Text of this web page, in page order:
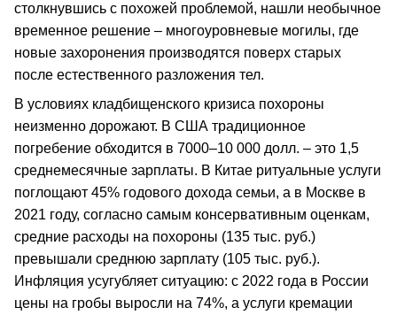
столкнувшись с похожей проблемой, нашли необычное
временное решение – многоуровневые могилы, где
новые захоронения производятся поверх старых
после естественного разложения тел.
В условиях кладбищенского кризиса похороны
неизменно дорожают. В США традиционное
погребение обходится в 7000–10 000 долл. – это 1,5
среднемесячные зарплаты. В Китае ритуальные услуги
поглощают 45% годового дохода семьи, а в Москве в
2021 году, согласно самым консервативным оценкам,
средние расходы на похороны (135 тыс. руб.)
превышали среднюю зарплату (105 тыс. руб.).
Инфляция усугубляет ситуацию: с 2022 года в России
цены на гробы выросли на 74%, а услуги кремации